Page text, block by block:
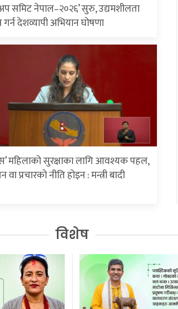
समिट नेपाल–२०२६’ सुरु, उद्यमशीलता
गर्न देशव्यापी अभियान घोषणा
महिलाको सुरक्षाका लागि आवश्यक पहल,
वा प्रचारको नीति होइन : मन्त्री बादी
विशेष